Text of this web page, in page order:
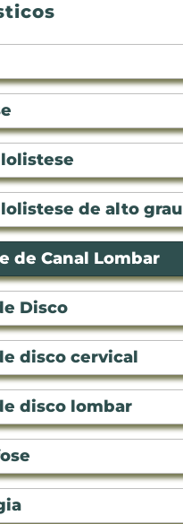
de alto grau
de Canal Lombar
Disco
disco cervical
disco lombar